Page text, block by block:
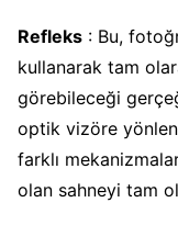
Refleks : Bu,
kullanarak tam
görebileceği
optik vizöre
farklı
olan sahneyi tam